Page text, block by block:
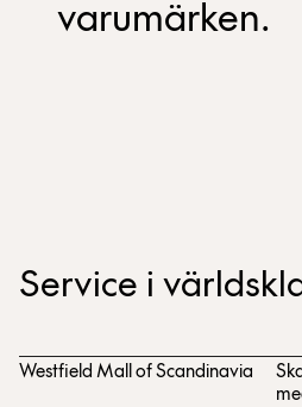
varumärken.
Service i
Westfield Mall of Scandinavia